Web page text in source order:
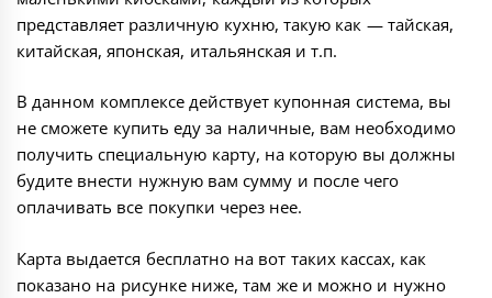
представляет различную кухню, такую как — тайская,
китайская, японская, итальянская и т.п.
В данном комплексе действует купонная система, вы
не сможете купить еду за наличные, вам необходимо
получить специальную карту, на которую вы должны
будите внести нужную вам сумму и после чего
оплачивать все покупки через нее.
Карта выдается бесплатно на вот таких кассах, как
показано на рисунке ниже, там же и можно и нужно